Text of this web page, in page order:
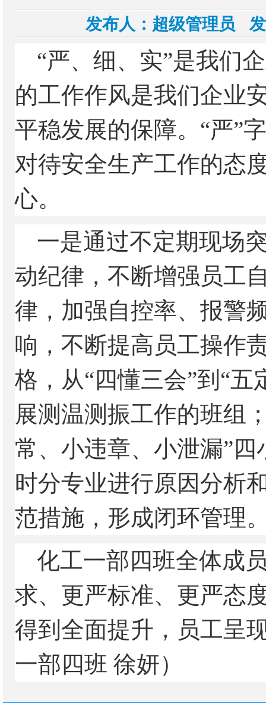
发布人： 超级管理员 发
“严、细、实”是我们
的工作作风是我们企业
平稳发展的保障。“严”
对待安全生产工作的态
心。
一是通过不定期现场
动纪律，不断增强员工
律，加强自控率、报警
响，不断提高员工操作
格，从“四懂三会”到“
展测温测振工作的班组
常、小违章、小泄漏”
时分专业进行原因分析
范措施，形成闭环管理
化工一部四班全体成
求、更严标准、更严态
得到全面提升，员工呈
一部四班 徐妍）